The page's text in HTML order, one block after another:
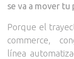
se va a mover tu
Porque el
commerce,
línea